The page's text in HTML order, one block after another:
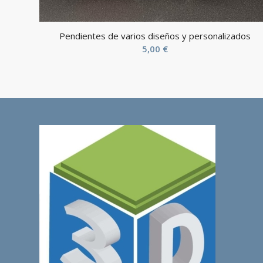
Pendientes de varios diseños y personalizados
5,00 €